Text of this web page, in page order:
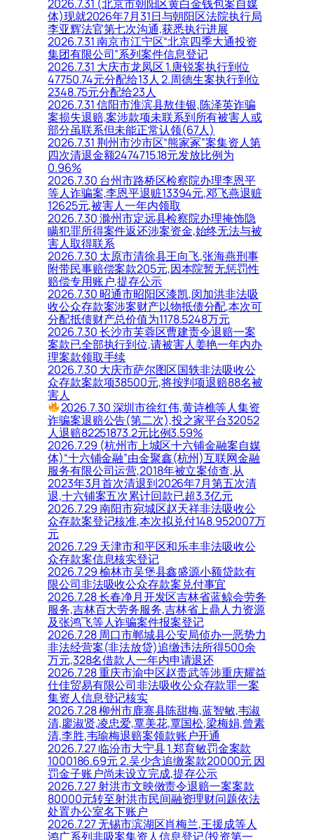
2026.7.31 (北京市朝阳区黄白金钱包案自媒
体)现就2026年7月31日与朝阳区法院执行局
李亚辉法官第七次沟通,获悉执行进展
2026.7.31 南京市江宁区“北京四季大通投资
集团有限公司”系列案件信息登记
2026.7.31 大庆市龙凤区 1.唐锐案执行到位
47750.74元分配给13人 2.周德生案执行到位
2348.75元分配给23人
2026.7.31 信阳市淮滨县敖佳银,陈泽英诈骗
案损失退赔,案涉款项未联系到所有被害人或
部分虽联系但未能正常认领(67人)
2026.7.31 荆州市沙市区“熊家冢”案集资人第
四次清退金额2474715.18元发放比例为
0.96%
2026.7.30 台州市路桥区检察院办理李恩平
等人诈骗案,李恩平退赃13394元,邓飞燕退赃
12625元,被害人一年内领取
2026.7.30 滁州市定远县检察院办理掩饰隐
瞒犯罪所得案件返还涉案资金,始终无法与被
害人取得联系
2026.7.30 太原市清徐县王向飞,张海燕刑事
附带民事赔偿案款205元,因本院暂无惩罚性
赔偿专用账户,提存公示
2026.7.30 昭通市昭阳区漆凯,闵加洪非法吸
收公众存款案涉案财产以物抵债分配,本次可
分配抵债财产总价值为1178.5248万元
2026.7.30 长沙市芙蓉区曹建责令退赔一案
案款已全部执行到位,请被害人姜艳一年内办
理案款领取手续
2026.7.30 大庆市萨尔图区国轶非法吸收公
众存款案款项38500元,将按判项退赔88名被
害人
2026.7.30 深圳市徐红伟,黄诗樵等人集资
诈骗案退赔公告(第二次),投之家平台32052
人退赔82251873.2元比例3.59%
2026.7.29 (杭州市上城区十六铺金融案自媒
体)“十六铺金融”由金聚鑫(杭州)互联网金融
服务有限公司运营,2018年被立案侦查,从
2023年3月首次清退到2026年7月第五次清
退,十六铺案五次累计回款已超3.3亿元
2026.7.29 南阳市宛城区赵天祥非法吸收公
众存款案登记核准,本次拟兑付148.952007万
元
2026.7.29 天津市和平区和乐丰非法吸收公
众存款案信息核实登记
2026.7.29 榆林市吴堡县鑫盛源小额贷款有
限公司非法吸收公众存款案兑付事宜
2026.7.28 长春净月开发区吉林省蓝鲸会劳务
服务,吉林百大劳务服务,吉林省上鼎人力资源
及张鸿飞等人诈骗案件报案登记
2026.7.28 周口市郸城县公安局侦办一恶势力
非法经营案(非法放贷)追缴违法所得500余
万元,328名借款人一年内申请退还
2026.7.28 重庆市渝中区赵贵武等涉重庆耀益
仕佳贸易有限公司非法吸收公众存款罪一案
集资人信息登记核实
2026.7.28 柳州市鹿寨县陈甜梅,蓝智敏,韦淑
清,廖淑贤,凌忠爱,覃美花,覃国松,梁梅娟,曾素
清,李胜,韦瑜梅退赔案领款账户开通
2026.7.27 临汾市大宁县 1.郑育敏罚金案款
1000186.69元 2.吴少含追缴案款20000元 因
罚金子账户尚未设立完成,提存公示
2026.7.27 射洪市文映傚责令退赔一案案款
80000元转至射洪市民间融资理财问题依法
处置办公室名下账户
2026.7.27 无锡市滨湖区肖梅兰,王援成等人
鸿广系列非吸案集资人信息登记(投资第一